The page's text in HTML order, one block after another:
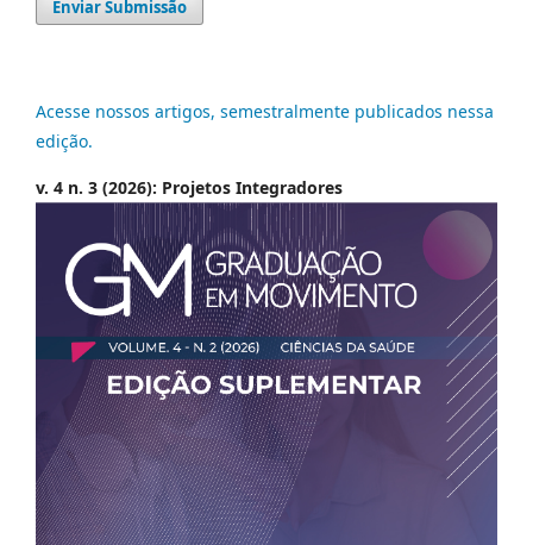
Enviar Submissão
Acesse nossos artigos, semestralmente publicados nessa
edição.
v. 4 n. 3 (2026): Projetos Integradores